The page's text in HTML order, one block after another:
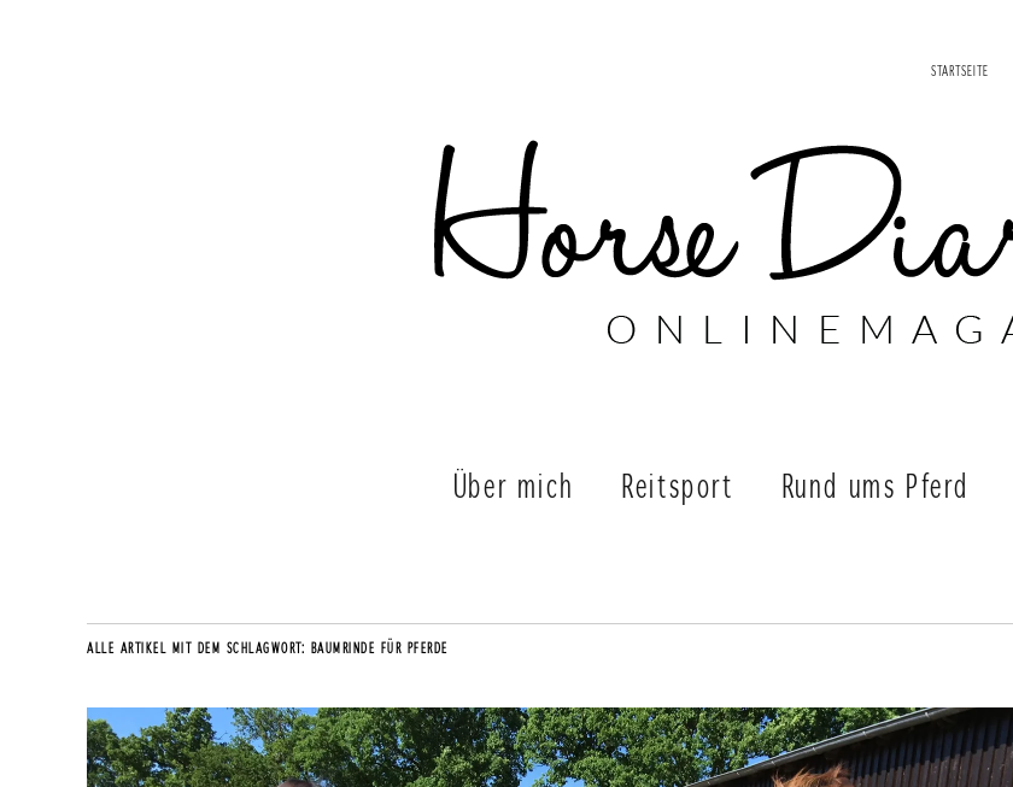
STARTSEITE
Über mich Reitsport Rund ums Pferd
ALLE ARTIKEL MIT DEM SCHLAGWORT: BAUMRINDE FÜR PFERDE